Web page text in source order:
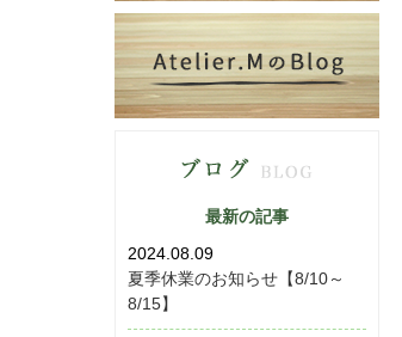
最新の記事
2024.08.09
夏季休業のお知らせ【8/10～
8/15】